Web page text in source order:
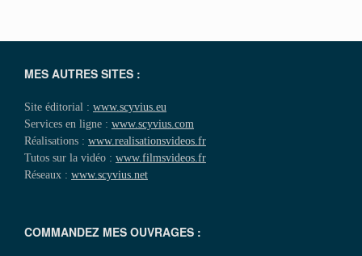
MES AUTRES SITES :
Site éditorial : www.scyvius.eu
Services en ligne : www.scyvius.com
Réalisations : www.realisationsvideos.fr
Tutos sur la vidéo : www.filmsvideos.fr
Réseaux : www.scyvius.net
COMMANDEZ MES OUVRAGES :